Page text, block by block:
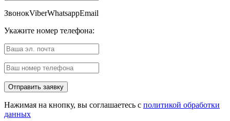
ЗвонокViberWhatsappEmail
Укажите номер телефона:
Нажимая на кнопку, вы соглашаетесь с политикой обработки
данных